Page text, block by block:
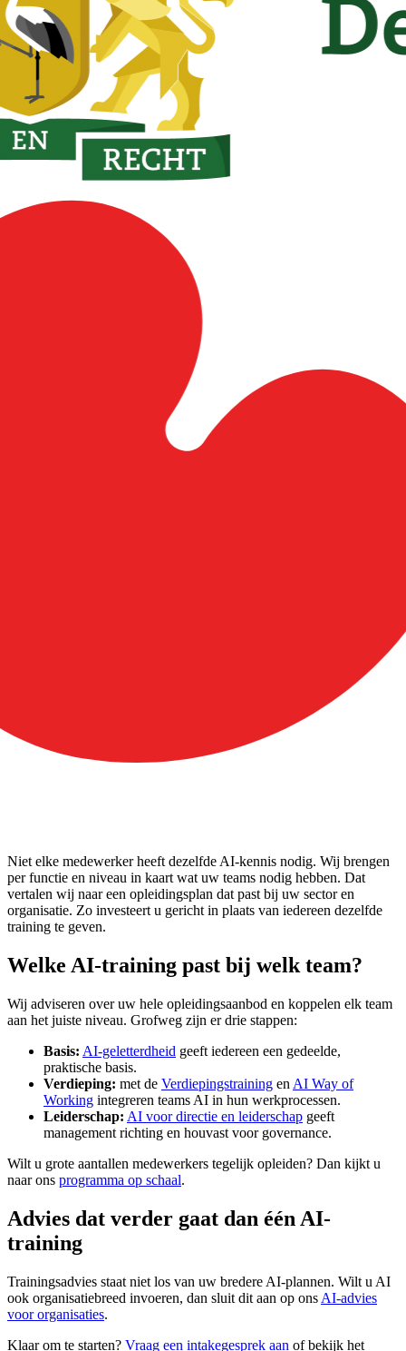
Niet elke medewerker heeft dezelfde AI-kennis nodig. Wij brengen
per functie en niveau in kaart wat uw teams nodig hebben. Dat
vertalen wij naar een opleidingsplan dat past bij uw sector en
organisatie. Zo investeert u gericht in plaats van iedereen dezelfde
training te geven.
Welke AI-training past bij welk team?
Wij adviseren over uw hele opleidingsaanbod en koppelen elk team
aan het juiste niveau. Grofweg zijn er drie stappen:
Basis: AI-geletterdheid geeft iedereen een gedeelde,
praktische basis.
Verdieping: met de Verdiepingstraining en AI Way of
Working integreren teams AI in hun werkprocessen.
Leiderschap: AI voor directie en leiderschap geeft
management richting en houvast voor governance.
Wilt u grote aantallen medewerkers tegelijk opleiden? Dan kijkt u
naar ons programma op schaal.
Advies dat verder gaat dan één AI-
training
Trainingsadvies staat niet los van uw bredere AI-plannen. Wilt u AI
ook organisatiebreed invoeren, dan sluit dit aan op ons AI-advies
voor organisaties.
Klaar om te starten? Vraag een intakegesprek aan of bekijk het